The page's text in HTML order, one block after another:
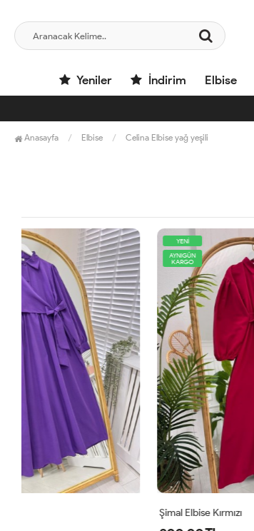
Yeniler İndirim Elbise
Anasayfa Elbise Celina Elbise yağ yeşili
YENİ
AYNIGÜN
KARGO